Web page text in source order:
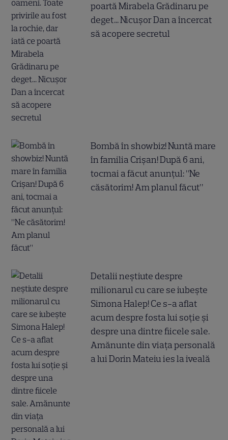
poartă Mirabela Grădinaru pe
deget... Nicușor Dan a încercat
să acopere secretul
Bombă în showbiz! Nuntă mare
în familia Crișan! După 6 ani,
tocmai a făcut anunțul: ”Ne
căsătorim! Am planul făcut”
Detalii neștiute despre
milionarul cu care se iubește
Simona Halep! Ce s-a aflat
acum despre fosta lui soție și
despre una dintre fiicele sale.
Amănunte din viața personală
a lui Dorin Mateiu ies la iveală